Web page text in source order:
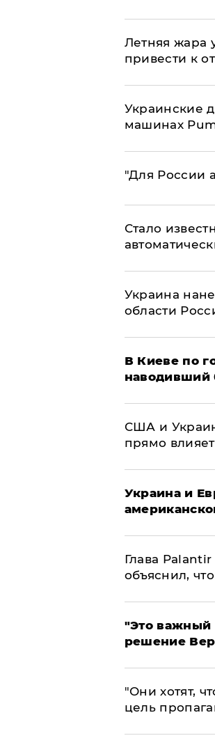
Летняя жара
привести к
Украинские
машинах
"Для России
Стало
Украина
области
В Киеве по
наводивший
США и
прямо
Украина и
Глава
объяснил,
"Это важный
решение
"Они хотят,
цель